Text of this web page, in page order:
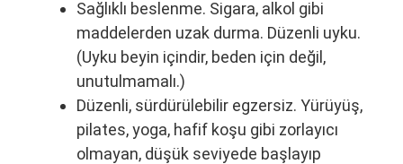
Sağlıklı beslenme. Sigara, alkol gibi
maddelerden uzak durma. Düzenli uyku.
(Uyku beyin içindir, beden için değil,
unutulmamalı.)
Düzenli, sürdürülebilir egzersiz. Yürüyüş,
pilates, yoga, hafif koşu gibi zorlayıcı
olmayan, düşük seviyede başlayıp